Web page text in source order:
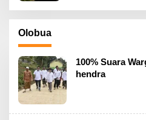
Olobua
100% Suara
hendra